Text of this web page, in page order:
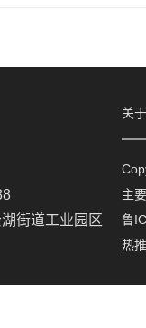
街道工业园区
关
主
鲁
热